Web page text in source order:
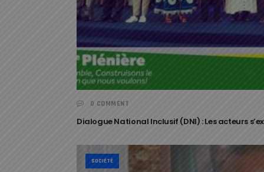
0 COMMENT
Dialogue National Inclusif (DNI) : Les acteurs
SOCIÉTÉ